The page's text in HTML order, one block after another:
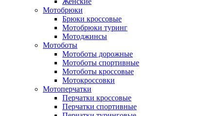
Мотобрюки
Брюки кроссовые
Мотобрюки туринг
Мотоджинсы
Мотоботы
Мотоботы дорожные
Мотоботы спортивные
Мотоботы кроссовые
Мотокроссовки
Мотоперчатки
Перчатки кроссовые
Перчатки спортивные